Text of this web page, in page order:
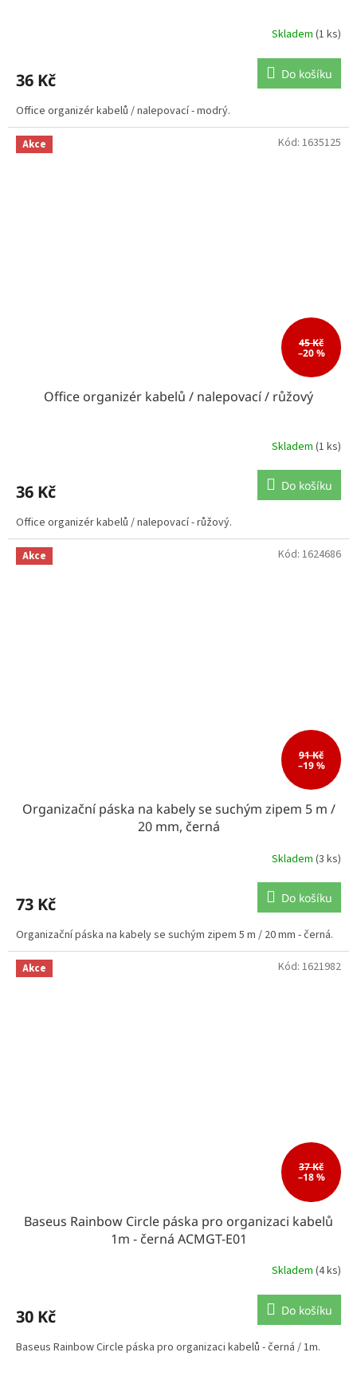
Skladem (1 ks)
36 Kč Do košíku
Office organizér kabelů / nalepovací - modrý.
Akce
45 Kč
–20 %
Office organizér kabelů / nalepovací / růžový
Skladem (1 ks)
36 Kč Do košíku
Office organizér kabelů / nalepovací - růžový.
Kód: 1635125
Akce
91 Kč
–19 %
Organizační páska na kabely se suchým zipem 5 m /
20 mm, černá
Skladem (3 ks)
73 Kč Do košíku
Organizační páska na kabely se suchým zipem 5 m / 20 mm - černá.
Kód: 1624686
Akce
37 Kč
–18 %
Baseus Rainbow Circle páska pro organizaci kabelů
1m - černá ACMGT-E01
Skladem (4 ks)
30 Kč Do košíku
Baseus Rainbow Circle páska pro organizaci kabelů - černá / 1m.
Kód: 1621982